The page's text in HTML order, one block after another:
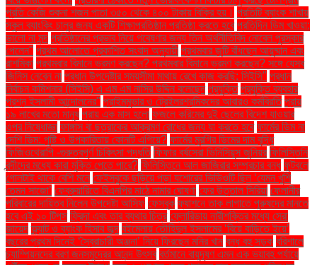
প্রতি কেজি শুকনা শজন পাতা ৩৫০ থেকে ৪০০ টাকায় বিক্রি হয়। প্রতিটি ব্যাংক শাখায়
স্কুল ব্যাংকিং চালুর জন্য একটি শিক্ষাপ্রতিষ্ঠান প্রতিষ্ঠা করতে হবে প্রতিদিন ডিম খাওয়া:
ভালো না মন্দ প্রতিষ্ঠানের প্রভাব নিয়ে গবেষণার জন্য তিন অর্থনীতিবিদ নোবেল পুরস্কার
পেলেন" প্রথম আলোতে প্রকাশিত সংবাদ অনুযায়ী প্রথমবার জুটি বাঁধছেন আয়ুষ্মান এবং
রাশমিকা প্রথমবার বিমানে ভ্রমণ করছেন? প্রথমবার বিমানে ভ্রমণ করছেন? সঙ্গে যেসব
জিনিস নেবেন না প্রধান উপদেষ্টার সময়সীমা মাথায় রেখে কাজ করছি: সিইসি" প্রধান
নির্বাচন কমিশনার (সিইসি) এ এম এম নাসির উদ্দিন বলেছেন প্রযুক্তি প্রযুক্তি ব্যবহার
প্রশ্ন ইসলামী আন্দোলনের" প্রাইমমুভার ও ট্রেইলরশ্রমিকদের আবারও কর্মবিরতি প্রায়
১৯ লাখের মতো মানুষ প্রায় এক মাস হলো ফজলে করিমের দুই ছেলের বিদেশ যাওয়ার
ওপর নিষেধাজ্ঞা ফাঙ্গাস বা ছত্রাকের আক্রমণ রোধের জন্য যা করতে হবে ফার্মের ডিম না
দেশি ডিম: পুষ্টি ও উপকারিতায় কোনটি এগিয়ে? ফার্মের মুরগির ডিমের দাম বৃদ্ধি
ফিজিওথেরাপি -গুরুত্বপূর্ণ চিকিৎসা পদ্ধতি ফিফার বর্ষসেরা ভিনিসিয়ুস জুনিয়র ফিলিস্তিনি
বন্দীদের মধ্যে কারা মুক্তি পেতে পারে? ফিলিস্তিনে আল জাজিরার সম্প্রচার বন্ধ ফুটবলে
গোলটাই থাকে বেশি মনে ফেইসবুকে ছড়িয়ে পড়া যশোরের ভিডিওটি ছিল ‘যেমন খুশি
তেমন সাজো’ ফেব্রুয়ারিতে বিএনপির মাঠে নামার ঘোষণা ফের উত্তাল সিরিয়া ফেলানীর
পরিবারের দায়িত্ব নিলেন উপদেষ্টা আসিফ ফেসবুক ফ্যাশনে তাক লাগাতে পুরুষদের মানতে
হবে এই ১০ টিপস ফ্রিদা এবং তার ব্যথার চিত্র ফ্লোরিডায় নারীশক্তির মধ্যে সেরা
জায়েদ ফ্ল্যাট ও ব্যাংক হিসাব জব্দ বইমেলায় তৌহিদুল ইসলামের ‘বিয়ে বাড়িতে ইয়ে’
বছরের প্রথম দিনেই ‘স্বৈরাচারী অঞ্জনা’ নিয়ে ফিরছেন মনির খান বন্ধ বহু সড়ক বরিশালে
চ্যাম্পিয়নদের বরণ জনসমুদ্রের আনন্দ উৎসব বর্তমানে বায়ুদূষণ এমন এক ভয়াবহ পর্যায়ে